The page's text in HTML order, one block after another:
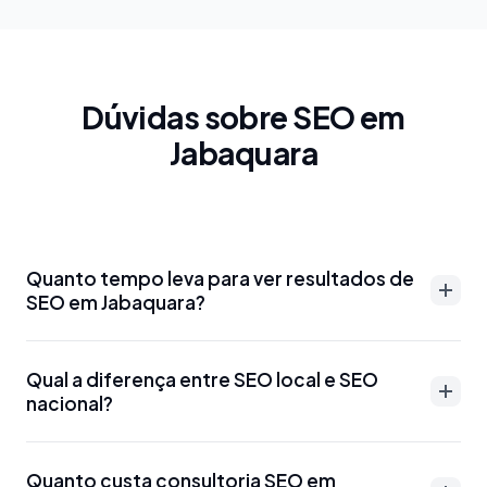
Dúvidas sobre SEO em
Jabaquara
Quanto tempo leva para ver resultados de
SEO em Jabaquara?
entre 3-6 meses para palavras-chave menos
competitivas. Para termos mais disputados como
'advogado Jabaquara' ou 'dentista Jabaquara', o
prazo pode ser de 6-12 meses. Otimizações técnicas
Qual a diferença entre SEO local e SEO
nacional?
Quanto custa consultoria SEO em